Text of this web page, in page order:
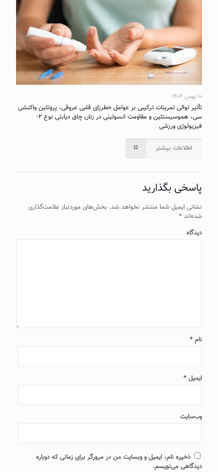
۱۰ بهمن ۱۴۰۴
تأثیر توالی تمرینات ترکیبی بر عوامل خطرزای قلبی عروقی، پروتئین واکنشی
سی، هموسیستئین و مقاومت انسولینی در زنان چاق دیابتی نوع ۲-
فیزیولوژی ورزشی
اطلاعات بیشتر
پاسخی بگذارید
نشانی ایمیل شما منتشر نخواهد شد. بخش‌های موردنیاز علامت‌گذاری
شده‌اند *
دیدگاه
نام *
ایمیل *
وب‌سایت
ذخیره نام، ایمیل و وبسایت من در مرورگر برای زمانی که دوباره
دیدگاهی می‌نویسم.